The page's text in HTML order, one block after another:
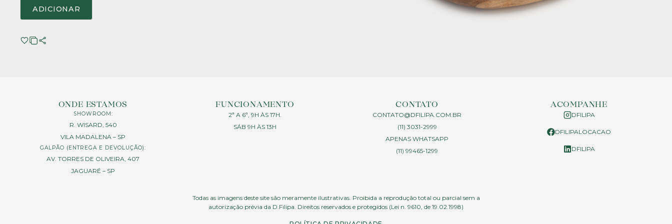
ADICIONAR
ONDE ESTAMOS
SHOWROOM:
R. WISARD, 540
VILA MADALENA – SP
GALPÃO (ENTREGA E DEVOLUÇÃO):
AV. TORRES DE OLIVEIRA, 407
JAGUARÉ – SP
FUNCIONAMENTO
2ª A 6ª, 9H ÀS 17H.
SÁB 9H ÀS 13H
CONTATO
CONTATO@DFILIPA.COM.BR
(11) 3031-2999
APENAS WHATSAPP
(11) 99465-1299
ACOMPANHE
DFILIPA
DFILIPALOCACAO
DFILIPA
Todas as imagens deste site são meramente ilustrativas. Proibida a reprodução total ou parcial sem a
autorização prévia da D.Filipa. Direitos reservados e protegidos (Lei n. 9610, de 19.02.1998)